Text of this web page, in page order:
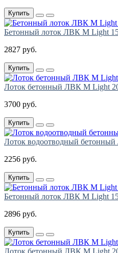
Купить
Бетонный лоток ЛВК М Light
2827 руб.
Купить
Лоток бетонный ЛВК М Light
3700 руб.
Купить
Лоток водоотводный
2256 руб.
Купить
Бетонный лоток ЛВК М Light
2896 руб.
Купить